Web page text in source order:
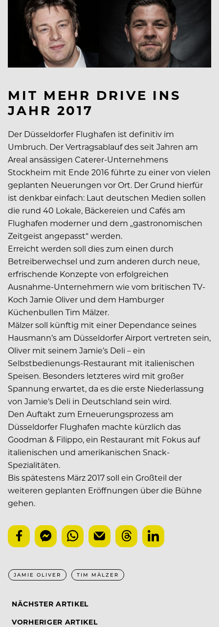
MIT MEHR DRIVE INS
JAHR 2017
Der Düsseldorfer Flughafen ist definitiv im
Umbruch. Der Vertragsablauf des seit Jahren am
Areal ansässigen Caterer-Unternehmens
Stockheim mit Ende 2016 führte zu einer von vielen
geplanten Neuerungen vor Ort. Der Grund hierfür
ist denkbar einfach: Laut deutschen Medien sollen
die rund 40 Lokale, Bäckereien und Cafés am
Flughafen moderner und dem „gastronomischen
Zeitgeist angepasst“ werden.
Erreicht werden soll dies zum einen durch
Betreiberwechsel und zum anderen durch neue,
erfrischende Konzepte von erfolgreichen
Ausnahme-Unternehmern wie vom britischen TV-
Koch Jamie Oliver und dem Hamburger
Küchenbullen Tim Mälzer.
Mälzer soll künftig mit einer Dependance seines
Hausmann’s am Düsseldorfer Airport vertreten sein,
Oliver mit seinem Jamie’s Deli – ein
Selbstbedienungs-Restaurant mit italienischen
Speisen. Besonders letzteres wird mit großer
Spannung erwartet, da es die erste Niederlassung
von Jamie’s Deli in Deutschland sein wird.
Den Auftakt zum Erneuerungsprozess am
Düsseldorfer Flughafen machte kürzlich das
Goodman & Filippo, ein Restaurant mit Fokus auf
italienischen und amerikanischen Snack-
Spezialitäten.
Bis spätestens März 2017 soll ein Großteil der
weiteren geplanten Eröffnungen über die Bühne
gehen.
JAMIE OLIVER TIM MÄLZER
NÄCHSTER ARTIKEL
VORHERIGER ARTIKEL